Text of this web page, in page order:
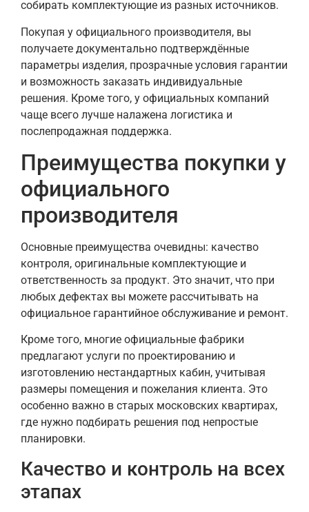
собирать комплектующие из разных источников.
Покупая у официального производителя, вы
получаете документально подтверждённые
параметры изделия, прозрачные условия гарантии
и возможность заказать индивидуальные
решения. Кроме того, у официальных компаний
чаще всего лучше налажена логистика и
послепродажная поддержка.
Преимущества покупки у
официального
производителя
Основные преимущества очевидны: качество
контроля, оригинальные комплектующие и
ответственность за продукт. Это значит, что при
любых дефектах вы можете рассчитывать на
официальное гарантийное обслуживание и ремонт.
Кроме того, многие официальные фабрики
предлагают услуги по проектированию и
изготовлению нестандартных кабин, учитывая
размеры помещения и пожелания клиента. Это
особенно важно в старых московских квартирах,
где нужно подбирать решения под непростые
планировки.
Качество и контроль на всех
этапах